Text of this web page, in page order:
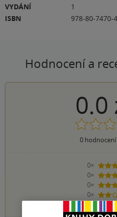
VYDÁNÍ
1
ISBN
978-80-7470-
Hodnocení a
0.0
0hodnocení
0×
0×
4
0×
3
0×
2